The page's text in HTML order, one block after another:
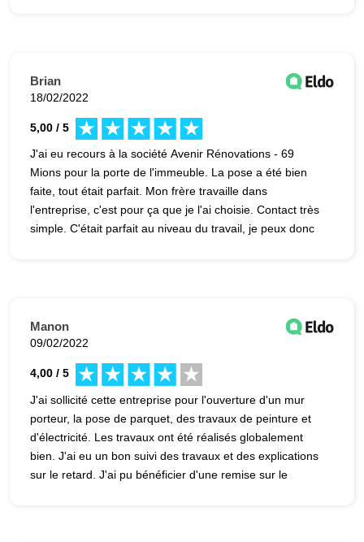
Brian
18/02/2022
5,00 / 5
J'ai eu recours à la société Avenir Rénovations - 69
Mions pour la porte de l'immeuble. La pose a été bien
faite, tout était parfait. Mon frère travaille dans
l'entreprise, c'est pour ça que je l'ai choisie. Contact très
simple. C'était parfait au niveau du travail, je peux donc
Manon
09/02/2022
4,00 / 5
J'ai sollicité cette entreprise pour l'ouverture d'un mur
porteur, la pose de parquet, des travaux de peinture et
d'électricité. Les travaux ont été réalisés globalement
bien. J'ai eu un bon suivi des travaux et des explications
sur le retard. J'ai pu bénéficier d'une remise sur le